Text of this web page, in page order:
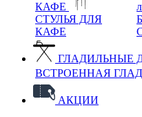
КАФЕ
СТУЛЬЯ ДЛЯ
КАФЕ
ГЛАДИЛЬНЫЕ
ВСТРОЕННАЯ
АКЦИИ